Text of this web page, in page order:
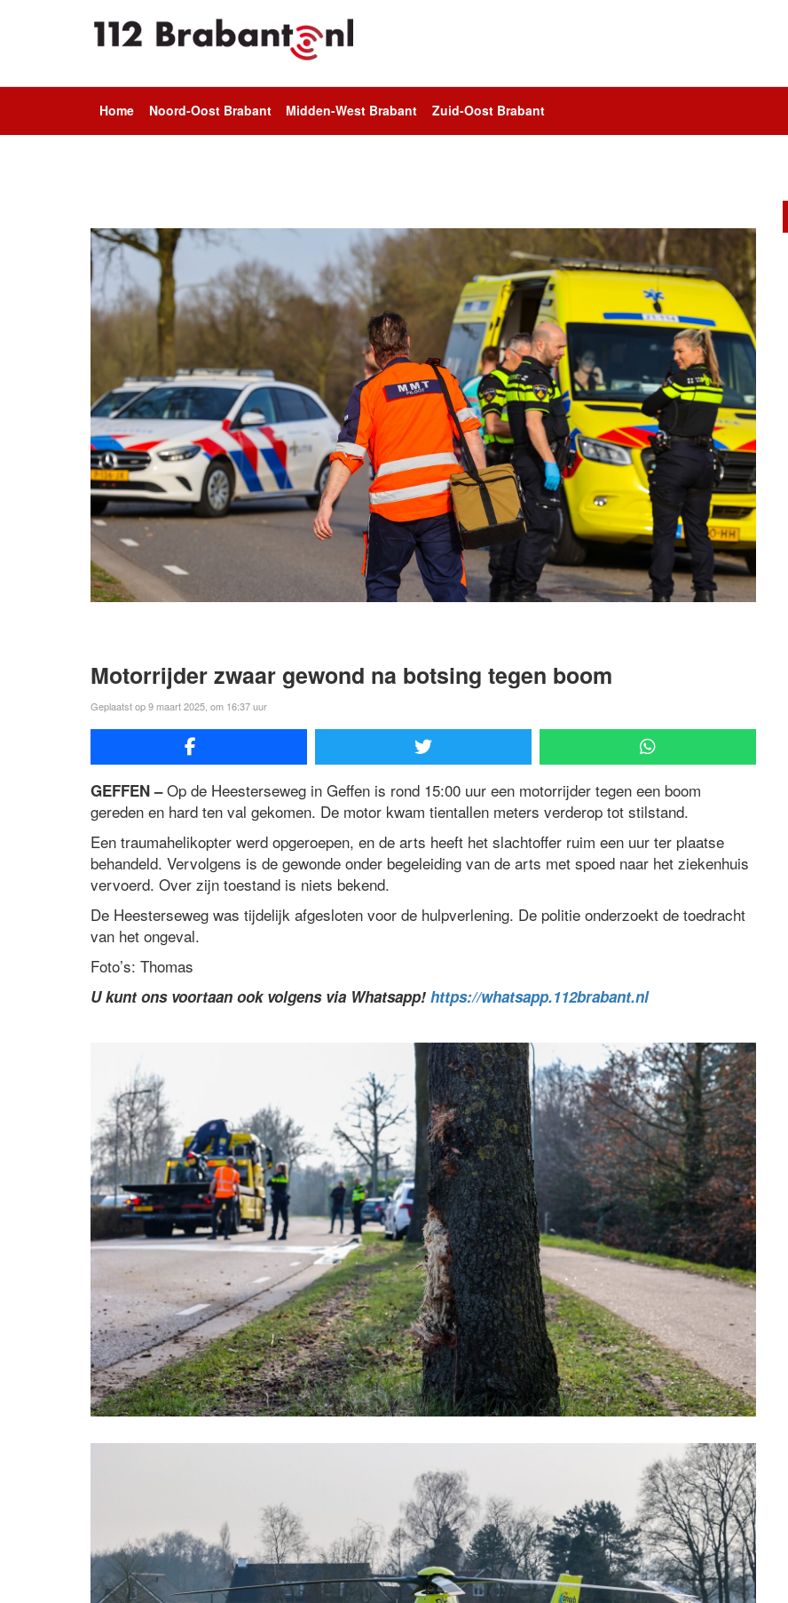
Home Noord-Oost Brabant Midden-West Brabant Zuid-Oost Brabant
Motorrijder zwaar gewond na botsing tegen boom
Geplaatst op 9 maart 2025, om 16:37 uur
GEFFEN –Op de Heesterseweg in Geffen is rond 15:00 uur een motorrijder tegen een boom
gereden en hard ten val gekomen. De motor kwam tientallen meters verderop tot stilstand.
Een traumahelikopter werd opgeroepen, en de arts heeft het slachtoffer ruim een uur ter plaatse
behandeld. Vervolgens is de gewonde onder begeleiding van de arts met spoed naar het ziekenhuis
vervoerd. Over zijn toestand is niets bekend.
De Heesterseweg was tijdelijk afgesloten voor de hulpverlening. De politie onderzoekt de toedracht
van het ongeval.
Foto’s: Thomas
U kunt ons voortaan ook volgens via Whatsapp! https://whatsapp.112brabant.nl